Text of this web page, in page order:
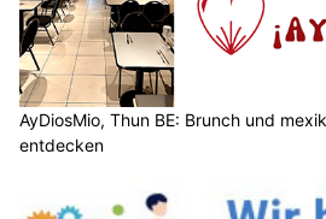
AyDiosMio, Thun BE: Brunch und
entdecken